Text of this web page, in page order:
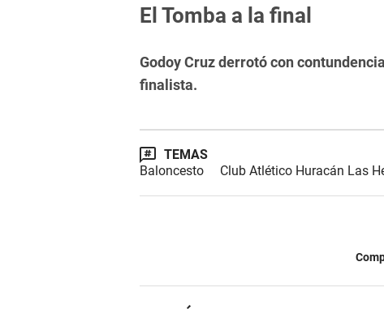
El Tomba a la final
Godoy Cruz derrotó con
finalista.
TEMAS
Baloncesto
Club Atlético Huracán Las